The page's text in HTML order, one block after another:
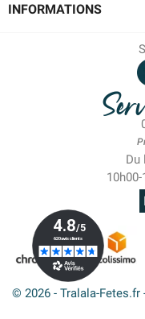
INFORMATIONS
Du
© 2026 - Tralala-Fetes.fr